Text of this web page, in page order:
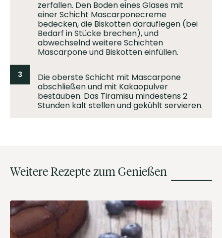
zerfallen. Den Boden eines Glases mit
einer Schicht Mascarponecreme
bedecken, die Biskotten darauflegen (bei
Bedarf in Stücke brechen), und
abwechselnd weitere Schichten
Mascarpone und Biskotten einfüllen.
3
Die oberste Schicht mit Mascarpone
abschließen und mit Kakaopulver
bestäuben. Das Tiramisu mindestens 2
Stunden kalt stellen und gekühlt servieren.
Weitere Rezepte zum Genießen